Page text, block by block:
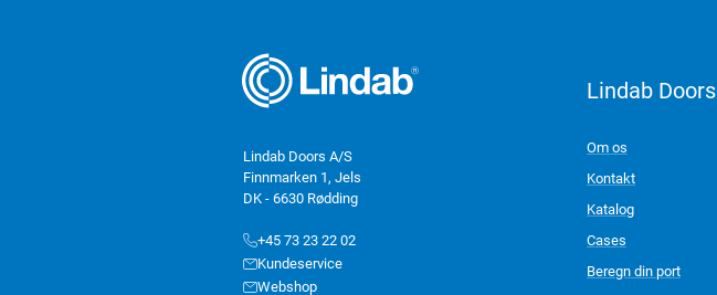
Lindab Doors A/S
Finnmarken 1, Jels
DK - 6630 Rødding
+45 73 23 22 02
Kundeservice
Webshop
Lindab Doors
Om os
Kontakt
Katalog
Cases
Beregn din port